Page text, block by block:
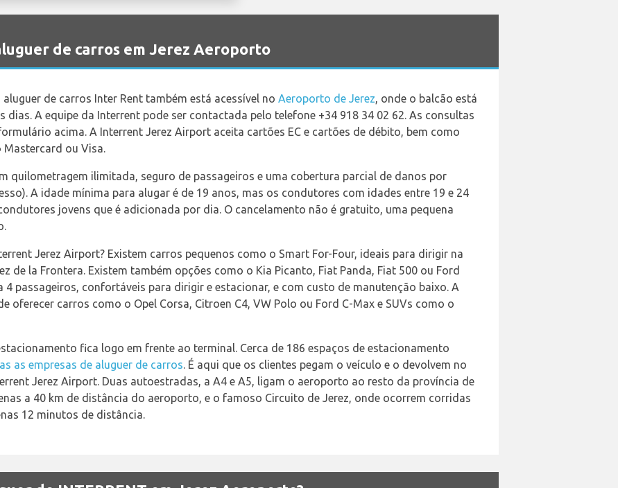
de carros em Jerez Aeroporto
de carros Inter Rent também está acessível no Aeroporto de Jerez, onde o balcão está
dias. A equipe da Interrent pode ser contactada pelo telefone +34 918 34 02 62. As consultas
acima. A Interrent Jerez Airport aceita cartões EC e cartões de débito, bem como
ou Visa.
quilometragem ilimitada, seguro de passageiros e uma cobertura parcial de danos por
A idade mínima para alugar é de 19 anos, mas os condutores com idades entre 19 e 24
jovens que é adicionada por dia. O cancelamento não é gratuito, uma pequena
Jerez Airport? Existem carros pequenos como o Smart For-Four, ideais para dirigir na
de la Frontera. Existem também opções como o Kia Picanto, Fiat Panda, Fiat 500 ou Ford
passageiros, confortáveis para dirigir e estacionar, e com custo de manutenção baixo. A
oferecer carros como o Opel Corsa, Citroen C4, VW Polo ou Ford C-Max e SUVs como o
fica logo em frente ao terminal. Cerca de 186 espaços de estacionamento
as empresas de aluguer de carros. É aqui que os clientes pegam o veículo e o devolvem no
Jerez Airport. Duas autoestradas, a A4 e A5, ligam o aeroporto ao resto da província de
a 40 km de distância do aeroporto, e o famoso Circuito de Jerez, onde ocorrem corridas
12 minutos de distância.